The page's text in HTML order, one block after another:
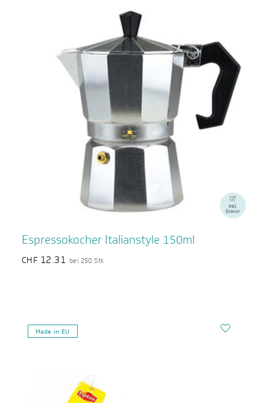
Espressokocher Italianstyle 150ml
CHF 12.31 bei 250 Stk
Made in EU